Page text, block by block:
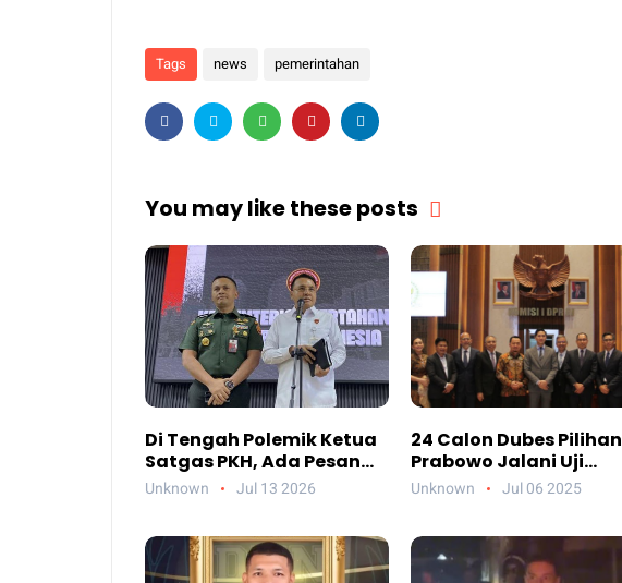
Tags news pemerintahan
You may like these posts
Di Tengah Polemik Ketua
Satgas PKH, Ada Pesan
Penting yang Ditegaskan
Unknown Jul 13 2026
24 Calon Dubes Pilihan
Prabowo Jalani Uji
Kelayakan DPR, Siapa
Unknown Jul 06 2025